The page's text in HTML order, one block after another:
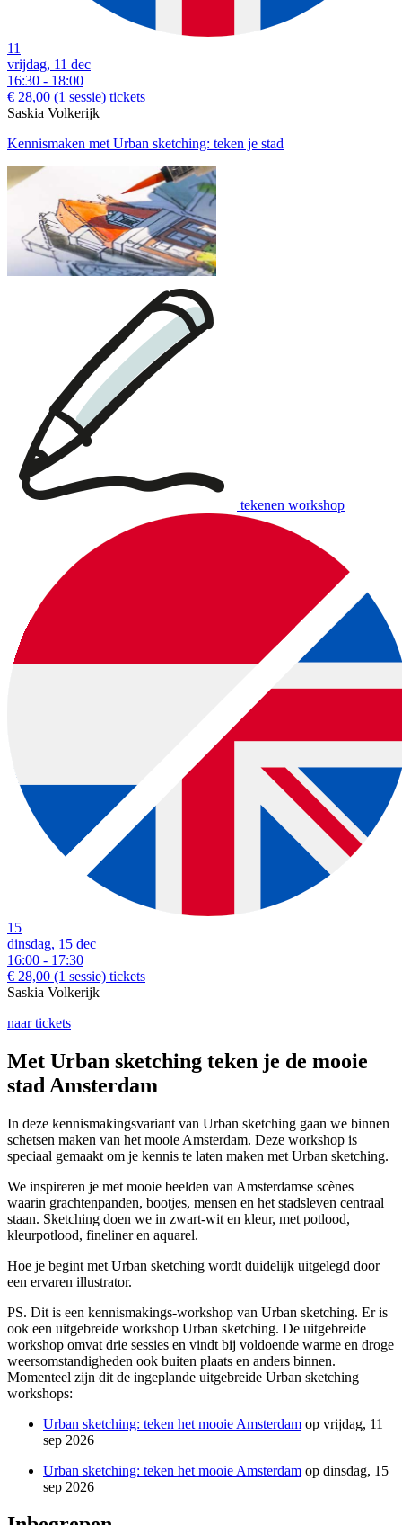
11
vrijdag, 11 dec
16:30 - 18:00
€ 28,00 (1 sessie) tickets
Saskia Volkerijk
Kennismaken met Urban sketching: teken je stad
tekenen workshop
15
dinsdag, 15 dec
16:00 - 17:30
€ 28,00 (1 sessie) tickets
Saskia Volkerijk
naar tickets
Met Urban sketching teken je de mooie
stad Amsterdam
In deze kennismakingsvariant van Urban sketching gaan we binnen
schetsen maken van het mooie Amsterdam. Deze workshop is
speciaal gemaakt om je kennis te laten maken met Urban sketching.
We inspireren je met mooie beelden van Amsterdamse scènes
waarin grachtenpanden, bootjes, mensen en het stadsleven centraal
staan. Sketching doen we in zwart-wit en kleur, met potlood,
kleurpotlood, fineliner en aquarel.
Hoe je begint met Urban sketching wordt duidelijk uitgelegd door
een ervaren illustrator.
PS. Dit is een kennismakings-workshop van Urban sketching. Er is
ook een uitgebreide workshop Urban sketching. De uitgebreide
workshop omvat drie sessies en vindt bij voldoende warme en droge
weersomstandigheden ook buiten plaats en anders binnen.
Momenteel zijn dit de ingeplande uitgebreide Urban sketching
workshops:
Urban sketching: teken het mooie Amsterdam op vrijdag, 11
sep 2026
Urban sketching: teken het mooie Amsterdam op dinsdag, 15
sep 2026